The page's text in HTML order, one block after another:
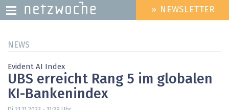
zum
HEADER
MENU
» NEWSLETTER
NEWS
Evident AI Index
UBS erreicht Rang 5 im globalen
KI-Bankenindex